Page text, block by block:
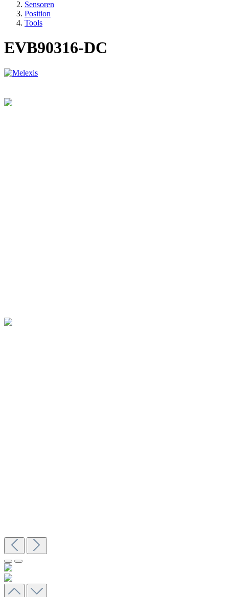
Sensoren
Position
Tools
EVB90316-DC